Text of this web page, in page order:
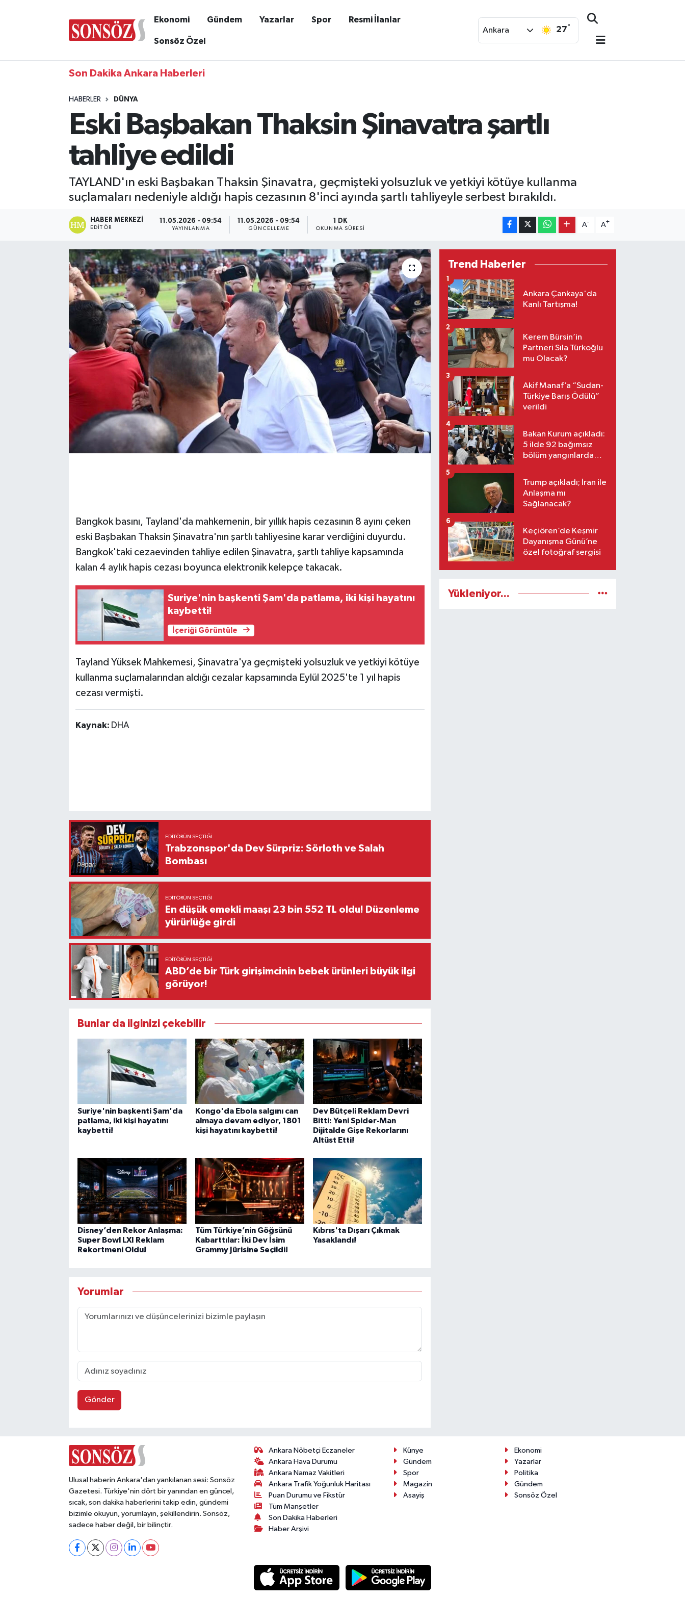
Ekonomi Gündem Yazarlar Spor Resmi İlanlar
Sonsöz Özel
Ankara 27°
Son Dakika Ankara Haberleri
HABERLER DÜNYA
Eski Başbakan Thaksin Şinavatra şartlı
tahliye edildi
TAYLAND'ın eski Başbakan Thaksin Şinavatra, geçmişteki yolsuzluk ve yetkiyi kötüye kullanma
suçlamaları nedeniyle aldığı hapis cezasının 8'inci ayında şartlı tahliyeyle serbest bırakıldı.
HABER MERKEZI
EDITÖR
11.05.2026 - 09:54
YAYINLANMA
11.05.2026 - 09:54
GÜNCELLEME
1 DK
OKUNMA SÜRESI
A- A+
Bangkok basını, Tayland'da mahkemenin, bir yıllık hapis cezasının 8 ayını çeken
eski Başbakan Thaksin Şinavatra'nın şartlı tahliyesine karar verdiğini duyurdu.
Bangkok'taki cezaevinden tahliye edilen Şinavatra, şartlı tahliye kapsamında
kalan 4 aylık hapis cezası boyunca elektronik kelepçe takacak.
Suriye'nin başkenti Şam'da patlama, iki kişi hayatını
kaybetti!
İçeriği Görüntüle
Tayland Yüksek Mahkemesi, Şinavatra'ya geçmişteki yolsuzluk ve yetkiyi kötüye
kullanma suçlamalarından aldığı cezalar kapsamında Eylül 2025'te 1 yıl hapis
cezası vermişti.
Kaynak: DHA
EDITÖRÜN SEÇTIĞI
Trabzonspor'da Dev Sürpriz: Sörloth ve Salah
Bombası
EDITÖRÜN SEÇTIĞI
En düşük emekli maaşı 23 bin 552 TL oldu! Düzenleme
yürürlüğe girdi
EDITÖRÜN SEÇTIĞI
ABD’de bir Türk girişimcinin bebek ürünleri büyük ilgi
görüyor!
Bunlar da ilginizi çekebilir
Suriye'nin başkenti Şam'da
patlama, iki kişi hayatını
kaybetti!
Kongo'da Ebola salgını can
almaya devam ediyor, 1801
kişi hayatını kaybetti!
Dev Bütçeli Reklam Devri
Bitti: Yeni Spider-Man
Dijitalde Gişe Rekorlarını
Altüst Etti!
Disney’den Rekor Anlaşma:
Super Bowl LXI Reklam
Rekortmeni Oldu!
Tüm Türkiye’nin Göğsünü
Kabarttılar: İki Dev İsim
Grammy Jürisine Seçildi!
Kıbrıs'ta Dışarı Çıkmak
Yasaklandı!
Yorumlar
Gönder
Trend Haberler
Ankara Çankaya'da
Kanlı Tartışma!
1
Kerem Bürsin’in
Partneri Sıla Türkoğlu
mu Olacak?
2
Akif Manaf’a “Sudan-
Türkiye Barış Ödülü”
verildi
3
Bakan Kurum açıkladı:
5 ilde 92 bağımsız
bölüm yangınlarda
4
Trump açıkladı; İran ile
Anlaşma mı
Sağlanacak?
5
Keçiören’de Keşmir
Dayanışma Günü’ne
özel fotoğraf sergisi
6
Yükleniyor...
Ulusal haberin Ankara'dan yankılanan sesi: Sonsöz
Gazetesi. Türkiye'nin dört bir yanından en güncel,
sıcak, son dakika haberlerini takip edin, gündemi
bizimle okuyun, yorumlayın, şekillendirin. Sonsöz,
sadece haber değil, bir bilinçtir.
Ankara Nöbetçi Eczaneler
Ankara Hava Durumu
Ankara Namaz Vakitleri
Ankara Trafik Yoğunluk Haritası
Puan Durumu ve Fikstür
Tüm Manşetler
Son Dakika Haberleri
Haber Arşivi
Künye
Ekonomi
Gündem
Yazarlar
Spor
Politika
Magazin
Gündem
Asayiş
Sonsöz Özel